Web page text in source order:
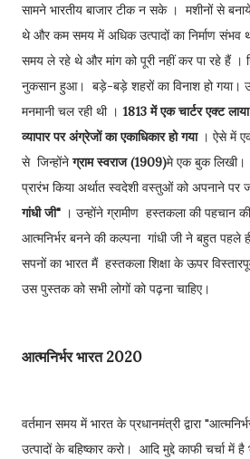
सामने भारतीय बाजार टीक न सके । मशीनों से
थे और कम समय में अधिक उत्पादों का निर्माण संभव
समय ले रहे थे और मांग को पूरी नहीं कर पा रहे हैं ।
नुकसान हुआ। बड़े-बड़े शहरों का विनाश हो गया।
मनमानी चल रही थी । 1813 में एक चार्टर एक्ट
व्यापार पर अंग्रेजों का एकाधिकार हो गया । ऐसे में
से जिन्होंनेग्राम स्वराज (1909)मे एक बुक
प्रारंभ किया अर्थात स्वदेशी वस्तुओं को अपनाने पर
गांधी जी" । उन्होंने ग्रामीण हस्तकला की पहचान
आत्मनिर्भर बनने की कल्पना गांधी जी ने बहुत पहले
सपनों का भारत मैं हस्तकला शिक्षा के ऊपर
उस पुस्तक को सभी लोगों को पढ़ना चाहिए।
आत्मनिर्भर भारत 2020
वर्तमान समय में भारत के प्रधानमंत्री द्वारा
उत्पादों के बहिष्कार करो। आदि मुद्दे काफी चर्चा में है